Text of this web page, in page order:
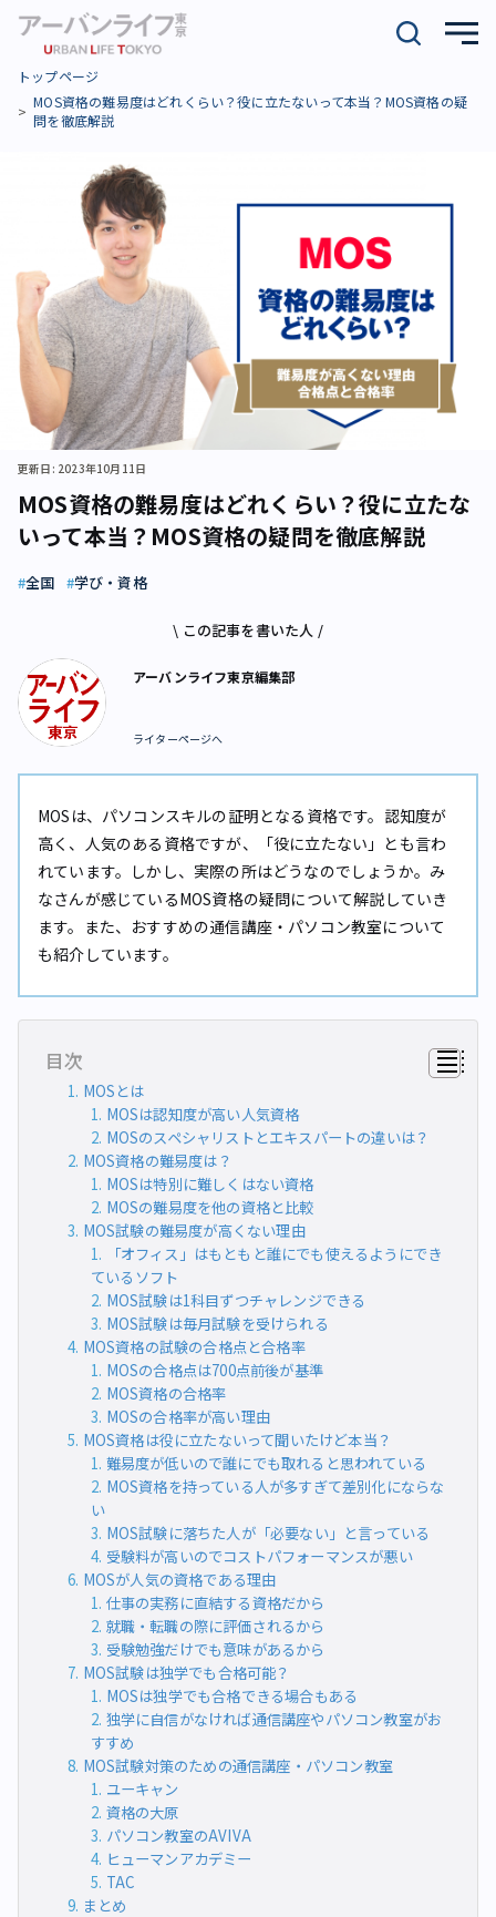
トップページ
MOS資格の難易度はどれくらい？役に立たないって本当？MOS資格の疑
問を徹底解説
MOS資格の難易度はどれくらい？役に立たな
いって本当？MOS資格の疑問を徹底解説
更新日: 2023年10月11日
全国 学び・資格
\ この記事を書いた人 /
アーバンライフ東京編集部
ライターページへ
MOSは、パソコンスキルの証明となる資格です。認知度が
高く、人気のある資格ですが、「役に立たない」とも言わ
れています。しかし、実際の所はどうなのでしょうか。み
なさんが感じているMOS資格の疑問について解説していき
ます。また、おすすめの通信講座・パソコン教室について
も紹介しています。
目次
MOSとは
MOSは認知度が高い人気資格
MOSのスペシャリストとエキスパートの違いは？
MOS資格の難易度は？
MOSは特別に難しくはない資格
MOSの難易度を他の資格と比較
MOS試験の難易度が高くない理由
「オフィス」はもともと誰にでも使えるようにでき
ているソフト
MOS試験は1科目ずつチャレンジできる
MOS試験は毎月試験を受けられる
MOS資格の試験の合格点と合格率
MOSの合格点は700点前後が基準
MOS資格の合格率
MOSの合格率が高い理由
MOS資格は役に立たないって聞いたけど本当？
難易度が低いので誰にでも取れると思われている
MOS資格を持っている人が多すぎて差別化にならな
い
MOS試験に落ちた人が「必要ない」と言っている
受験料が高いのでコストパフォーマンスが悪い
MOSが人気の資格である理由
仕事の実務に直結する資格だから
就職・転職の際に評価されるから
受験勉強だけでも意味があるから
MOS試験は独学でも合格可能？
MOSは独学でも合格できる場合もある
独学に自信がなければ通信講座やパソコン教室がお
すすめ
MOS試験対策のための通信講座・パソコン教室
ユーキャン
資格の大原
パソコン教室のAVIVA
ヒューマンアカデミー
TAC
まとめ